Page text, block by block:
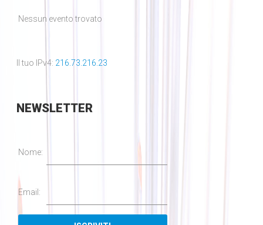
Nessun evento trovato
Il tuo IPv4: 216.73.216.23
NEWSLETTER
Nome:
Email: